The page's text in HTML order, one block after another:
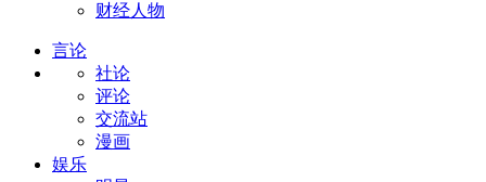
财经人物
言论
社论
评论
交流站
漫画
娱乐